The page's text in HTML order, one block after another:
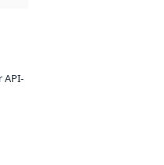
API-